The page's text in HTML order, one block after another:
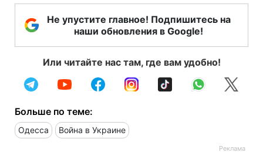
Не упустите главное! Подпишитесь на
наши обновления в Google!
Или читайте нас там, где вам удобно!
Больше по теме:
Одесса Война в Украине